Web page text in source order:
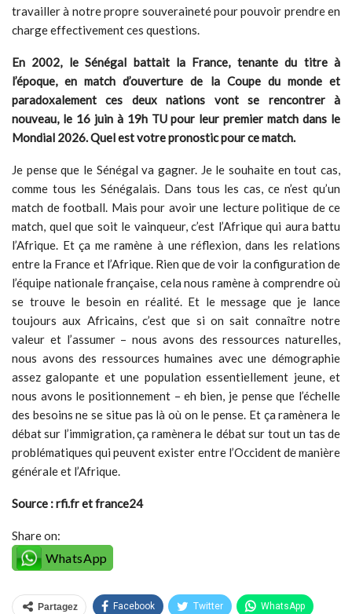
travailler à notre propre souveraineté pour pouvoir prendre en
charge effectivement ces questions.
En 2002, le Sénégal battait la France, tenante du titre à
l’époque, en match d’ouverture de la Coupe du monde et
paradoxalement ces deux nations vont se rencontrer à
nouveau, le 16 juin à 19h TU pour leur premier match dans le
Mondial 2026. Quel est votre pronostic pour ce match.
Je pense que le Sénégal va gagner. Je le souhaite en tout cas,
comme tous les Sénégalais. Dans tous les cas, ce n’est qu’un
match de football. Mais pour avoir une lecture politique de ce
match, quel que soit le vainqueur, c’est l’Afrique qui aura battu
l’Afrique. Et ça me ramène à une réflexion, dans les relations
entre la France et l’Afrique. Rien que de voir la configuration de
l’équipe nationale française, cela nous ramène à comprendre où
se trouve le besoin en réalité. Et le message que je lance
toujours aux Africains, c’est que si on sait connaître notre
valeur et l’assumer – nous avons des ressources naturelles,
nous avons des ressources humaines avec une démographie
assez galopante et une population essentiellement jeune, et
nous avons le positionnement – eh bien, je pense que l’échelle
des besoins ne se situe pas là où on le pense. Et ça ramènera le
débat sur l’immigration, ça ramènera le débat sur tout un tas de
problématiques qui peuvent exister entre l’Occident de manière
générale et l’Afrique.
Source : rfi.fr et france24
Share on:
WhatsApp
Partagez Facebook Twitter WhatsApp